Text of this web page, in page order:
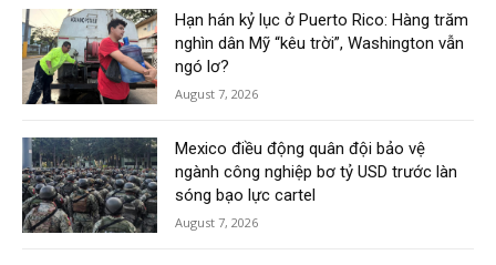
Hạn hán kỷ lục ở Puerto Rico: Hàng trăm
nghìn dân Mỹ “kêu trời”, Washington vẫn
ngó lơ?
August 7, 2026
Mexico điều động quân đội bảo vệ
ngành công nghiệp bơ tỷ USD trước làn
sóng bạo lực cartel
August 7, 2026